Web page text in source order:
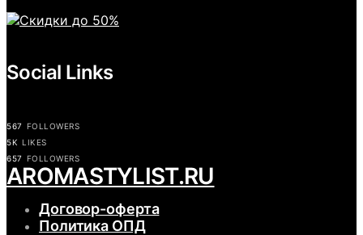
Social Links
567 FOLLOWERS
5K LIKES
657 FOLLOWERS
АROMASTYLIST.RU
Договор-оферта
Политика ОПД